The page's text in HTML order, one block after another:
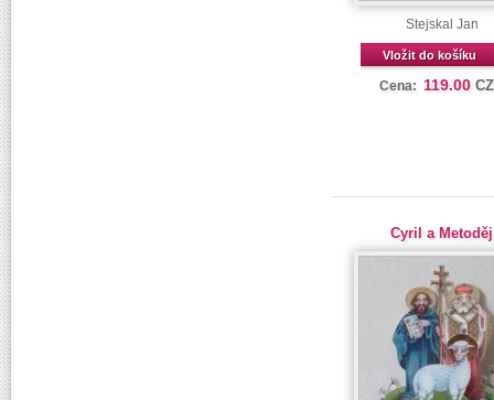
Stejskal Jan
Vložit do košíku
Cena: 119.00
Cyril a Metoděj